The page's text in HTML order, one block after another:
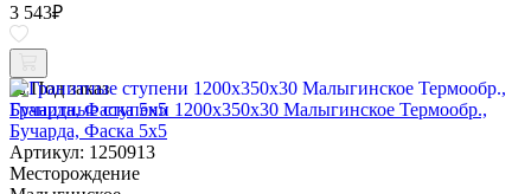
3 543₽
Под заказ
Гранитные ступени 1200x350x30 Малыгинское Термообр.,
Бучарда, Фаска 5x5
Артикул: 1250913
Месторождение